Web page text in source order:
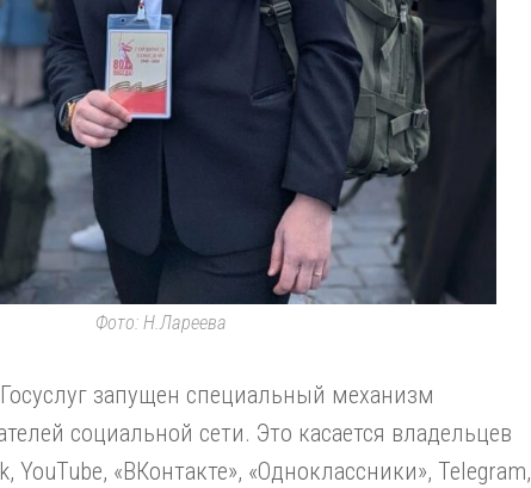
Фото: Н.Лареева
запущен специальный механизм
социальной сети. Это касается владельцев
YouTube, «ВКонтакте», «Одноклассники», Telegram,